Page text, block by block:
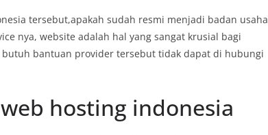
tersebut,apakah sudah resmi menjadi badan usaha
nya, website adalah hal yang sangat krusial bagi
bantuan provider tersebut tidak dapat di hubungi
hosting indonesia